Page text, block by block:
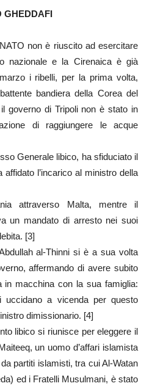
GHEDDAFI
non è riuscito ad esercitare
nazionale e la Cirenaica è già
i ribelli, per la prima volta,
bandiera della Corea del
governo di Tripoli non è stato in
di raggiungere le acque
Generale libico, ha sfiduciato il
l’incarico al ministro della
attraverso Malta, mentre il
un mandato di arresto nei suoi
[3]
al-Thinni si è a sua volta
affermando di avere subito
in macchina con la sua famiglia:
a vicenda per questo
dimissionario. [4]
libico si riunisce per eleggere il
un uomo d’affari islamista
partiti islamisti, tra cui Al-Watan
ed i Fratelli Musulmani, è stato